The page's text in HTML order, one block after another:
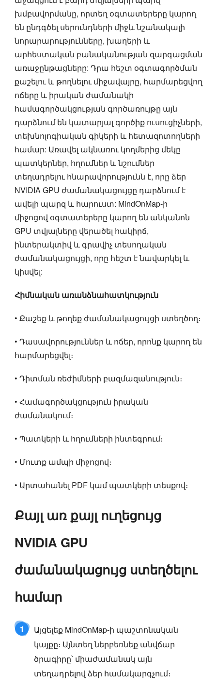
խմբավորմանը, որտեղ օգտատերերը կարող
են ընդգծել սերունդների միջև նշանակալի
նորարարությունները, խաղերի և
արհեստական բանականության զարգացման
առաջընթացները: Դրա հեշտ օգտագործման
քաշելու և թողնելու միջավայրը, հարմարեցվող
ոճերը և իրական ժամանակի
համագործակցության գործառույթը այն
դարձնում են կատարյալ գործիք ուսուցիչների,
տեխնոլոգիական գիկերի և հետազոտողների
համար: Առավել ակնառու կողմերից մեկը
պատկերներ, հղումներ և նշումներ
տեղադրելու հնարավորությունն է, որը ձեր
NVIDIA GPU ժամանակացույցը դարձնում է
ավելի պարզ և հարուստ: MindOnMap-ի
միջոցով օգտատերերը կարող են անկանոն
GPU տվյալները վերածել հակիրճ,
ինտերակտիվ և գրավիչ տեսողական
ժամանակացույցի, որը հեշտ է նավարկել և
կիսվել:
Հիմնական առանձնահատկություն
• Քաշեք և թողեք ժամանակացույցի ստեղծող։
• Դասավորություններ և ոճեր, որոնք կարող են
հարմարեցվել։
• Դիտման ռեժիմների բազմազանություն։
• Համագործակցություն իրական
ժամանակում։
• Պատկերի և հղումների ինտեգրում։
• Մուտք ամպի միջոցով։
• Արտահանել PDF կամ պատկերի տեսքով։
Քայլ առ քայլ ուղեցույց
NVIDIA GPU
ժամանակացույց ստեղծելու
համար
1
Այցելեք MindOnMap-ի պաշտոնական
կայքը։ Այնտեղ ներբեռնեք անվճար
ծրագիրը՝ միաժամանակ այն
տեղադրելով ձեր համակարգչում։